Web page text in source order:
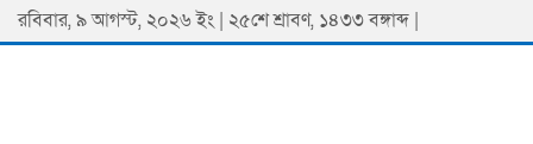
Skip
to
রবিবার, ৯ আগস্ট, ২০২৬ ইং | ২৫শে শ্রাবণ, ১৪৩৩ বঙ্গাব্দ |